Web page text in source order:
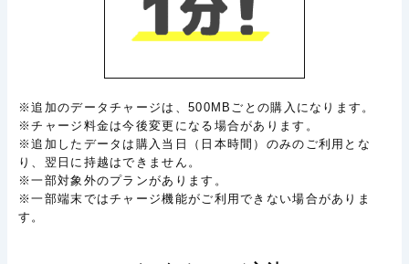
※追加のデータチャージは、500MBごとの購入になります。
※チャージ料金は今後変更になる場合があります。
※追加したデータは購入当日（日本時間）のみのご利用とな
り、翌日に持越はできません。
※一部対象外のプランがあります。
※一部端末ではチャージ機能がご利用できない場合がありま
す。